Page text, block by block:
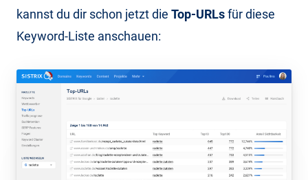
kannst du dir schon jetzt die Top-URLsfür diese
Keyword-Liste anschauen: